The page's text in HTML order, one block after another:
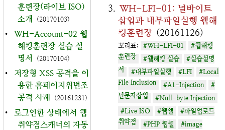
훈련장(라이브 ISO)
소개
(20170103)
•
WH-Account-02 웹
해킹훈련장 실습 설
명서
(20170104)
•
저장형 XSS 공격을 이
용한 홈페이지위변조
공격 사례
(20161231)
•
로그인한 상태에서 웹
취약점스캐너의 자동
WH-LFI-01: 널바이트
삽입과 내부파일실행 웹해
킹훈련장 (20161126)
꼬리표: #WH-LFI-01 #웹해킹
훈련장 #웹해킹 실습 #실습설명
서 #내부파일실행 #LFI #Local
File Inclusion #A1-Injection #
널문자삽입
#Null-byte Injection
#Live ISO
#웹쉘 #파일업로드
취약점 #PHP 웹쉘 #image